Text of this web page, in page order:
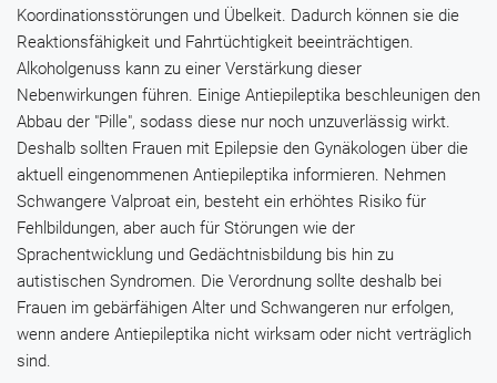
Koordinationsstörungen und Übelkeit. Dadurch können sie die
Reaktionsfähigkeit und Fahrtüchtigkeit beeinträchtigen.
Alkoholgenuss kann zu einer Verstärkung dieser
Nebenwirkungen führen. Einige Antiepileptika beschleunigen den
Abbau der "Pille", sodass diese nur noch unzuverlässig wirkt.
Deshalb sollten Frauen mit Epilepsie den Gynäkologen über die
aktuell eingenommenen Antiepileptika informieren. Nehmen
Schwangere Valproat ein, besteht ein erhöhtes Risiko für
Fehlbildungen, aber auch für Störungen wie der
Sprachentwicklung und Gedächtnisbildung bis hin zu
autistischen Syndromen. Die Verordnung sollte deshalb bei
Frauen im gebärfähigen Alter und Schwangeren nur erfolgen,
wenn andere Antiepileptika nicht wirksam oder nicht verträglich
sind.